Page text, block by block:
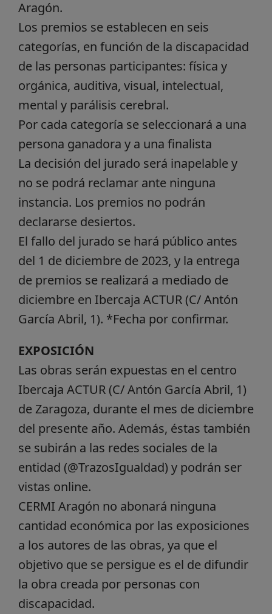
Aragón.
Los premios se establecen en seis
categorías, en función de la discapacidad
de las personas participantes: física y
orgánica, auditiva, visual, intelectual,
mental y parálisis cerebral.
Por cada categoría se seleccionará a una
persona ganadora y a una finalista
La decisión del jurado será inapelable y
no se podrá reclamar ante ninguna
instancia. Los premios no podrán
declararse desiertos.
El fallo del jurado se hará público antes
del 1 de diciembre de 2023, y la entrega
de premios se realizará a mediado de
diciembre en Ibercaja ACTUR (C/ Antón
García Abril, 1). *Fecha por confirmar.
EXPOSICIÓN
Las obras serán expuestas en el centro
Ibercaja ACTUR (C/ Antón García Abril, 1)
de Zaragoza, durante el mes de diciembre
del presente año. Además, éstas también
se subirán a las redes sociales de la
entidad (@TrazosIgualdad) y podrán ser
vistas online.
CERMI Aragón no abonará ninguna
cantidad económica por las exposiciones
a los autores de las obras, ya que el
objetivo que se persigue es el de difundir
la obra creada por personas con
discapacidad.